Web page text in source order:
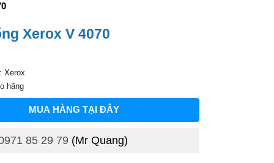
Xerox V 4070
Xerox
hãng
MUA HÀNG TẠI ĐÂY
85 29 79 (Mr Quang)